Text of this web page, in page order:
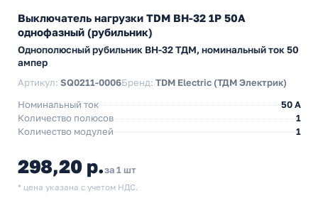
Выключатель нагрузки TDM ВН-32 1P 50A
однофазный (рубильник)
Однополюсный рубильник BH-32 ТДМ, номинальный ток 50
ампер
Артикул: SQ0211-0006Бренд: TDM Electric (ТДМ Электрик)
Номинальный ток
50 A
Количество полюсов
1
Количество модулей
1
298,20 р.за 1 шт
* цена указана с учетом НДС.